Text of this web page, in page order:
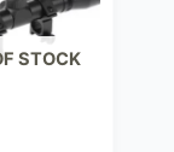
STOCK